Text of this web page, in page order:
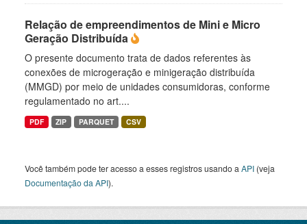
Relação de empreendimentos de Mini e Micro
Geração Distribuída
O presente documento trata de dados referentes às
conexões de microgeração e minigeração distribuída
(MMGD) por meio de unidades consumidoras, conforme
regulamentado no art....
PDF ZIP PARQUET CSV
Você também pode ter acesso a esses registros usando a API (veja
Documentação da API).